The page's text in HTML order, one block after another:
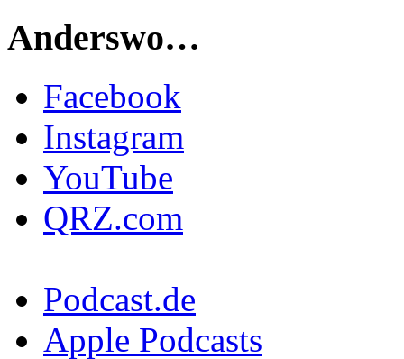
Anderswo…
Facebook
Instagram
YouTube
QRZ.com
Podcast.de
Apple Podcasts